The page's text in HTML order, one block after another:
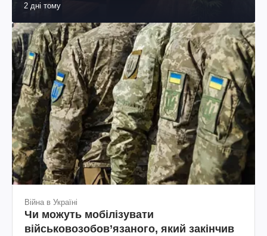
2 дні тому
Війна в Україні
Чи можуть мобілізувати
військовозобов’язаного, який закінчив